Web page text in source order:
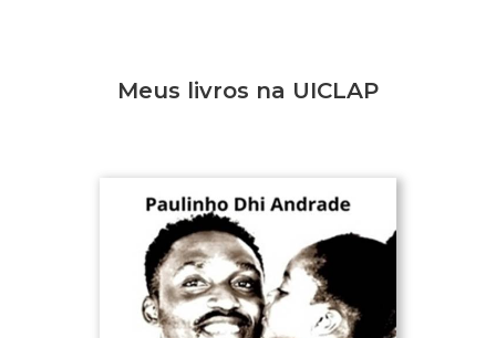
Meus livros na UICLAP